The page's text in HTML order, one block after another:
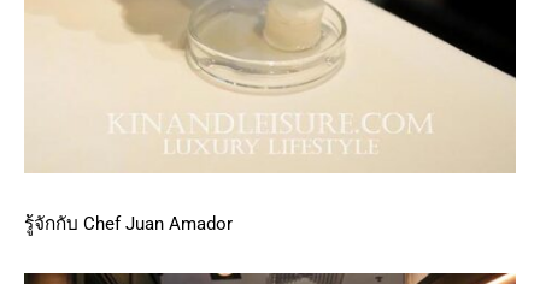
รู้จักกับ Chef Juan Amador